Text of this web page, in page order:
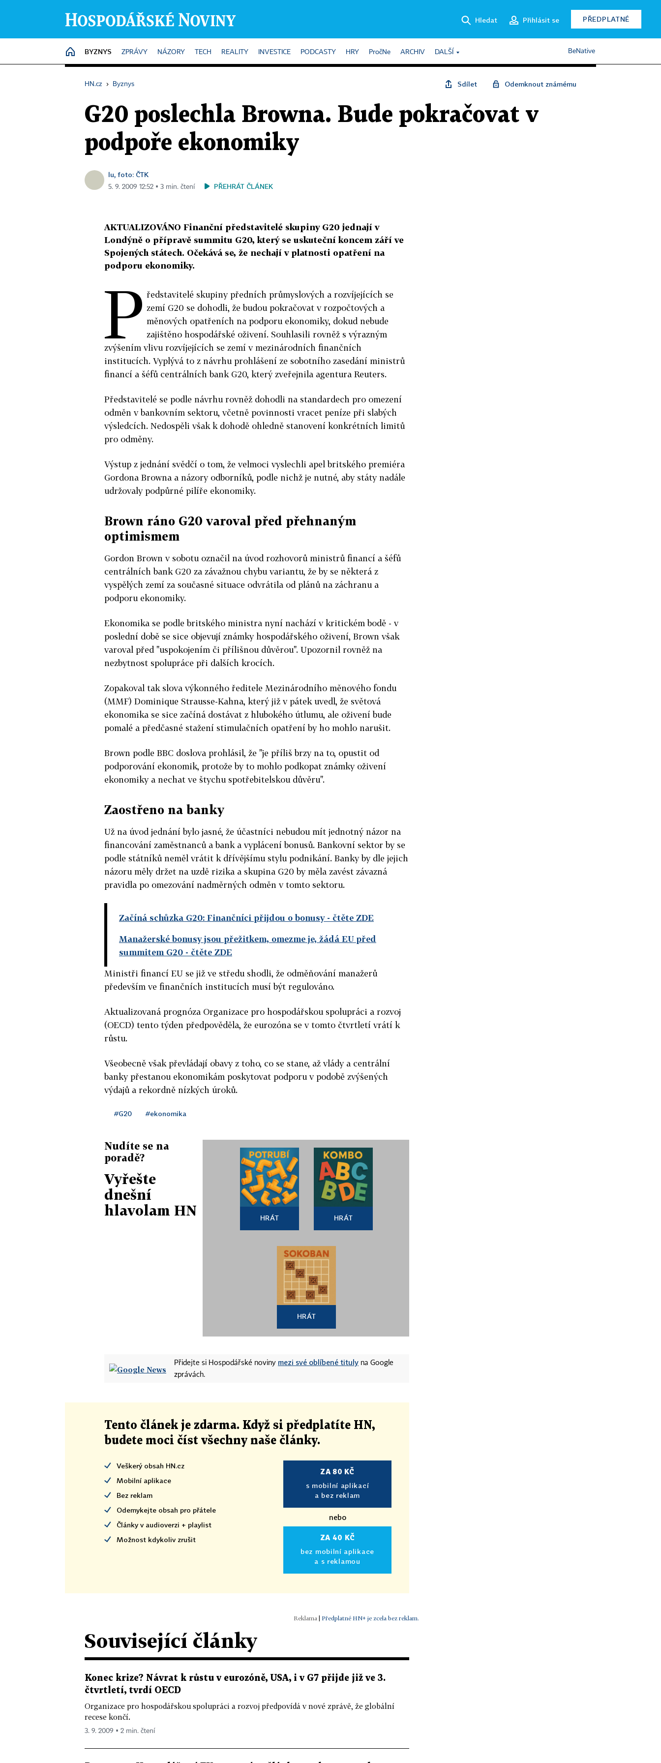
Hledat Přihlásit se PŘEDPLATNÉ
HOME
BYZNYS ZPRÁVY NÁZORY TECH REALITY INVESTICE PODCASTY HRY PročNe ARCHIV DALŠÍ BeNative
HN.cz › Byznys Sdílet Odemknout známému
G20 poslechla Browna. Bude pokračovat v
podpoře ekonomiky
lu, foto: ČTK
5. 9. 2009 12:52 ▪ 3 min. čtení PŘEHRÁT ČLÁNEK
AKTUALIZOVÁNO Finanční představitelé skupiny G20 jednají v
Londýně o přípravě summitu G20, který se uskuteční koncem září ve
Spojených státech. Očekává se, že nechají v platnosti opatření na
podporu ekonomiky.
P ředstavitelé skupiny předních průmyslových a rozvíjejících se
zemí G20 se dohodli, že budou pokračovat v rozpočtových a
měnových opatřeních na podporu ekonomiky, dokud nebude
zajištěno hospodářské oživení. Souhlasili rovněž s výrazným
zvýšením vlivu rozvíjejících se zemí v mezinárodních finančních
institucích. Vyplývá to z návrhu prohlášení ze sobotního zasedání ministrů
financí a šéfů centrálních bank G20, který zveřejnila agentura Reuters.
Představitelé se podle návrhu rovněž dohodli na standardech pro omezení
odměn v bankovním sektoru, včetně povinnosti vracet peníze při slabých
výsledcích. Nedospěli však k dohodě ohledně stanovení konkrétních limitů
pro odměny.
Výstup z jednání svědčí o tom, že velmoci vyslechli apel britského premiéra
Gordona Browna a názory odborníků, podle nichž je nutné, aby státy nadále
udržovaly podpůrné pilíře ekonomiky.
Brown ráno G20 varoval před přehnaným
optimismem
Gordon Brown v sobotu označil na úvod rozhovorů ministrů financí a šéfů
centrálních bank G20 za závažnou chybu variantu, že by se některá z
vyspělých zemí za současné situace odvrátila od plánů na záchranu a
podporu ekonomiky.
Ekonomika se podle britského ministra nyní nachází v kritickém bodě - v
poslední době se sice objevují známky hospodářského oživení, Brown však
varoval před "uspokojením či přílišnou důvěrou". Upozornil rovněž na
nezbytnost spolupráce při dalších krocích.
Zopakoval tak slova výkonného ředitele Mezinárodního měnového fondu
(MMF) Dominique Strausse-Kahna, který již v pátek uvedl, že světová
ekonomika se sice začíná dostávat z hlubokého útlumu, ale oživení bude
pomalé a předčasné stažení stimulačních opatření by ho mohlo narušit.
Brown podle BBC doslova prohlásil, že "je příliš brzy na to, opustit od
podporování ekonomik, protože by to mohlo podkopat známky oživení
ekonomiky a nechat ve štychu spotřebitelskou důvěru".
Zaostřeno na banky
Už na úvod jednání bylo jasné, že účastníci nebudou mít jednotný názor na
financování zaměstnanců a bank a vyplácení bonusů. Bankovní sektor by se
podle státníků neměl vrátit k dřívějšímu stylu podnikání. Banky by dle jejich
názoru měly držet na uzdě rizika a skupina G20 by měla zavést závazná
pravidla po omezování nadměrných odměn v tomto sektoru.
Začíná schůzka G20: Finančníci přijdou o bonusy- čtěte ZDE
Manažerské bonusy jsou přežitkem, omezme je, žádá EU před
summitem G20 - čtěte ZDE
Ministři financí EU se již ve středu shodli, že odměňování manažerů
především ve finančních institucích musí být regulováno.
Aktualizovaná prognóza Organizace pro hospodářskou spolupráci a rozvoj
(OECD) tento týden předpověděla, že eurozóna se v tomto čtvrtletí vrátí k
růstu.
Všeobecně však převládají obavy z toho, co se stane, až vlády a centrální
banky přestanou ekonomikám poskytovat podporu v podobě zvýšených
výdajů a rekordně nízkých úroků.
#G20 #ekonomika
Nudíte se na
poradě?
Vyřešte
dnešní
hlavolam HN
HRÁT HRÁT
HRÁT
Přidejte si Hospodářské noviny mezi své oblíbené tituly na Google
zprávách.
Tento článek je zdarma. Když si předplatíte HN,
budete moci číst všechny naše články.
Veškerý obsah HN.cz
Mobilní aplikace
Bez reklam
Odemykejte obsah pro přátele
Články v audioverzi + playlist
Možnost kdykoliv zrušit
ZA 80 KČ
s mobilní aplikací
a bez reklam
nebo
ZA 40 KČ
bez mobilní aplikace
a s reklamou
Předplatné HN+ je zcela bez reklam.
Související články
Konec krize? Návrat k růstu v eurozóně, USA, i v G7 přijde již ve 3.
čtvrtletí, tvrdí OECD
Organizace pro hospodářskou spolupráci a rozvoj předpovídá v nové zprávě, že globální
recese končí.
3. 9. 2009 ▪ 2 min. čtení